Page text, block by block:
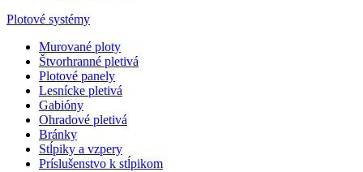
Plotové systémy
Murované ploty
Štvorhranné pletivá
Plotové panely
Lesnícke pletivá
Gabióny
Ohradové pletivá
Bránky
Stĺpiky a vzpery
Príslušenstvo k stĺpikom